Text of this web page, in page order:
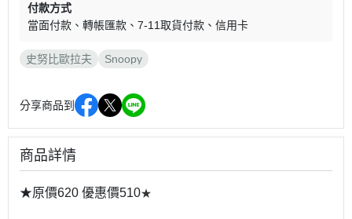
付款方式
當面付款
轉帳匯款 7-11取貨付款 信用卡
史努比歐拉夫 Snoopy
分享商品到
商品詳情
★原價620 優惠價510★